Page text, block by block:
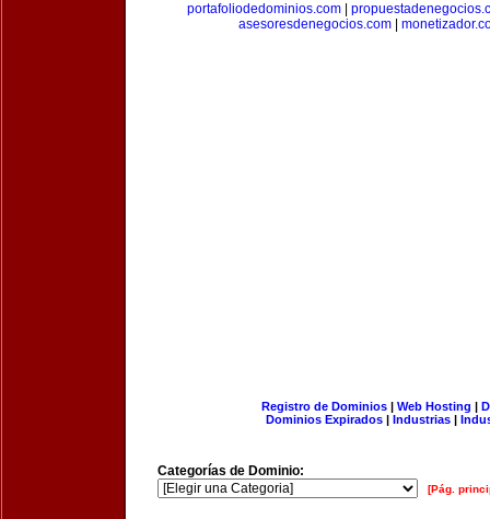
portafoliodedominios.com|
asesoresdenegocios.com
Registro de Dominios| Web Hosting |
Dominios Expirados | Industrias |
Categorías de Dominio:
[Pág.